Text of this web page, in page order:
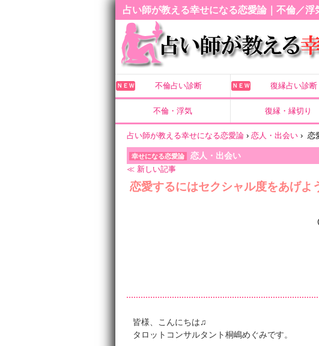
占い師が教える幸せになる恋愛論｜不倫／浮
ＮＥＷ 不倫占い診断 ＮＥＷ 復縁占い診断
不倫・浮気 復縁・縁切り
占い師が教える幸せになる恋愛論 ›恋人・出会い › 恋
幸せになる恋愛論 恋人・出会い
≪ 新しい記事
恋愛するにはセクシャル度をあげよ
皆様、こんにちは♫
タロットコンサルタント桐嶋めぐみです。